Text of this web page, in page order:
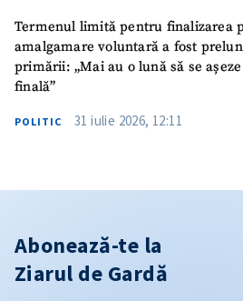
Termenul limită pentru finalizarea
amalgamare voluntară a fost
primării: „Mai au o lună să se
finală”
POLITIC 31 iulie 2026, 12:11
Abonează-te la
Ziarul de Gardă